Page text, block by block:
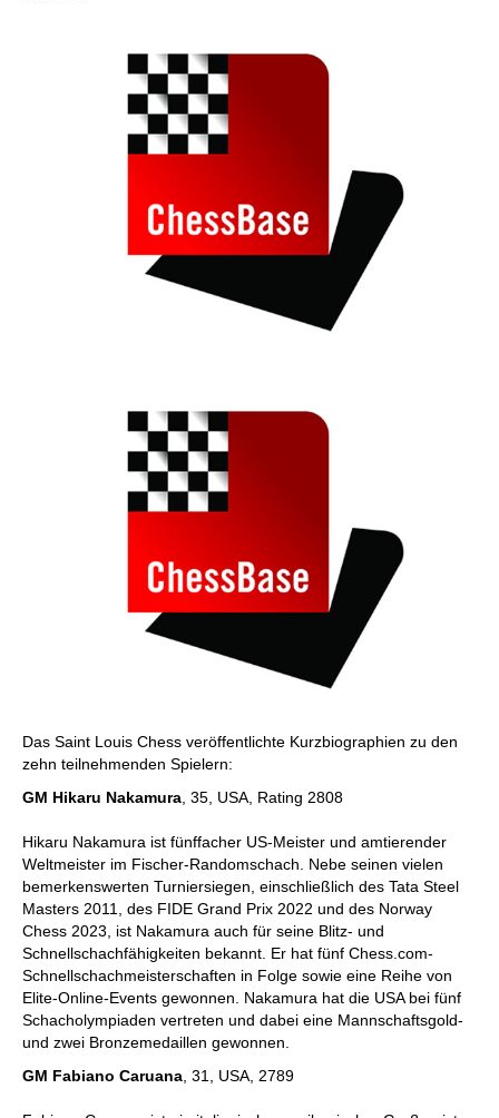
Das Saint Louis Chess veröffentlichte Kurzbiographien zu den
zehn teilnehmenden Spielern:
GM Hikaru Nakamura , 35, USA, Rating 2808
Hikaru Nakamura ist fünffacher US-Meister und amtierender
Weltmeister im Fischer-Randomschach. Nebe seinen vielen
bemerkenswerten Turniersiegen, einschließlich des Tata Steel
Masters 2011, des FIDE Grand Prix 2022 und des Norway
Chess 2023, ist Nakamura auch für seine Blitz- und
Schnellschachfähigkeiten bekannt. Er hat fünf Chess.com-
Schnellschachmeisterschaften in Folge sowie eine Reihe von
Elite-Online-Events gewonnen. Nakamura hat die USA bei fünf
Schacholympiaden vertreten und dabei eine Mannschaftsgold-
und zwei Bronzemedaillen gewonnen.
GM Fabiano Caruana , 31, USA, 2789